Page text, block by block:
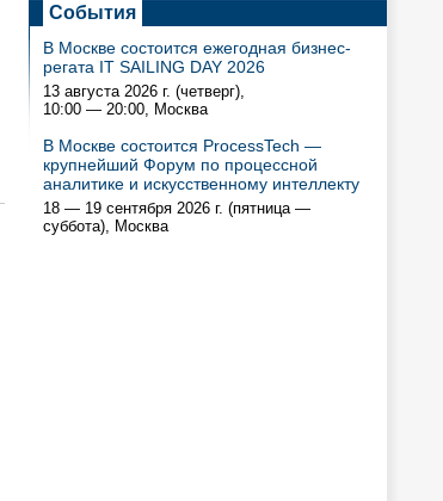
События
В Москве состоится ежегодная бизнес-
регата IT SAILING DAY 2026
13 августа 2026 г. (четверг),
10:00 — 20:00, Москва
В Москве состоится ProcessTech —
крупнейший Форум по процессной
аналитике и искусственному интеллекту
18 — 19 сентября 2026 г. (пятница —
суббота), Москва